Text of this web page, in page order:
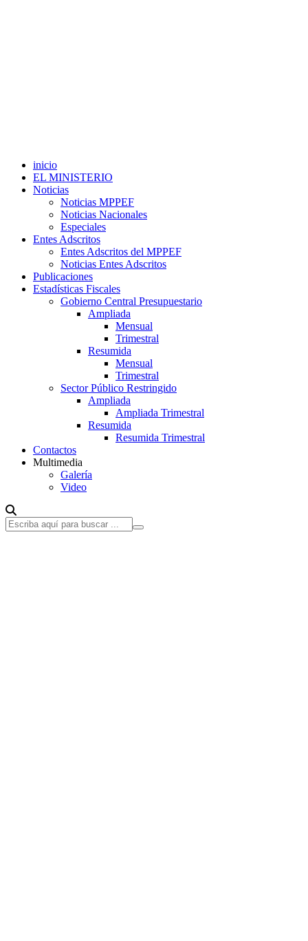
inicio
EL MINISTERIO
Noticias
Noticias MPPEF
Noticias Nacionales
Especiales
Entes Adscritos
Entes Adscritos del MPPEF
Noticias Entes Adscritos
Publicaciones
Estadísticas Fiscales
Gobierno Central Presupuestario
Ampliada
Mensual
Trimestral
Resumida
Mensual
Trimestral
Sector Público Restringido
Ampliada
Ampliada Trimestral
Resumida
Resumida Trimestral
Contactos
Multimedia
Galería
Video